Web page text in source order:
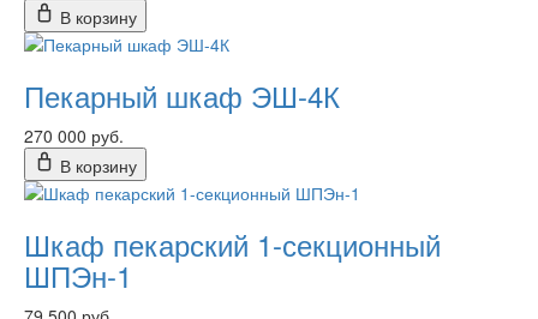
В корзину
Пекарный шкаф ЭШ-4К
270 000 руб.
В корзину
Шкаф пекарский 1-секционный
ШПЭн-1